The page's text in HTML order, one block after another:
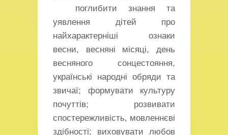
поглибити знання та
уявлення дітей про
найхарактерніші ознаки
весни, весняні місяці, день
весняного сонцестояння,
українські народні обряди та
звичаї; формувати культуру
почуттів; розвивати
спостережливість, мовленнєві
здібності; виховувати любов